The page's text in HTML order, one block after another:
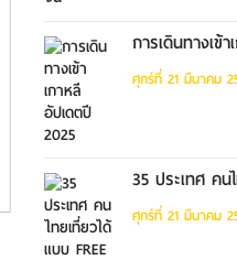
ทัวร์เซี่ยงไฮ้หางโจว อิสระ1วัน
การเดินทางเข้า
ศุกร์ที่ 21 มีนาคม
35 ประเทศ คน
ศุกร์ที่ 21 มีนาคม